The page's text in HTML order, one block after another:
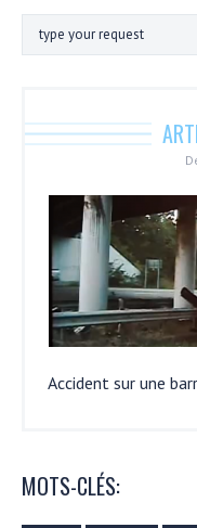
Accident sur une
MOTS-CLÉS: